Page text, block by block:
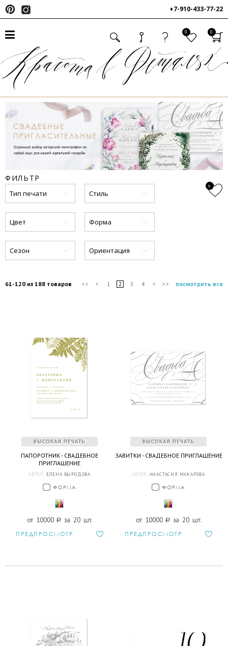
+7-910-433-77-22
0 0
ФИЛЬТР
Тип печати Стиль
Цвет Форма
Сезон Ориентация
0
61-120 из 188 товаров посмотреть все
<< < 1 2 3 4 > >>
ПАПОРОТНИК - СВАДЕБНОЕ
ПРИГЛАШЕНИЕ
АВТОР: ЕЛЕНА ВЫРОДОВА
ФОРМА
от 10000 aза 20 шт.
ПРЕДПРОСМОТР
ЗАВИТКИ - СВАДЕБНОЕ ПРИГЛАШЕНИЕ
АВТОР: АНАСТАСИЯ МАКАРОВА
ФОРМА
от 10000 aза 20 шт.
ПРЕДПРОСМОТР